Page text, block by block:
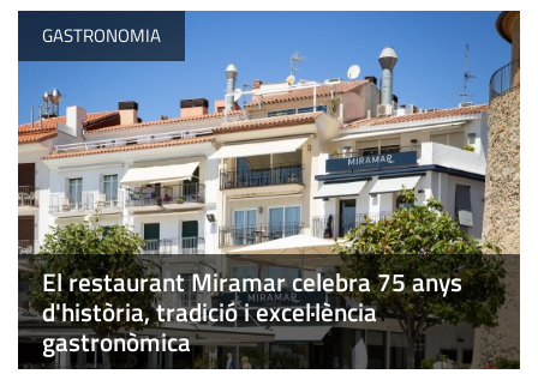
GASTRONOMIA
El restaurant Miramar celebra 75 anys
d'història, tradició i excel·lència
gastronòmica